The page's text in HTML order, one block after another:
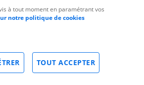
à tout moment en paramétrant vos
notre politique de cookies
TOUT ACCEPTER